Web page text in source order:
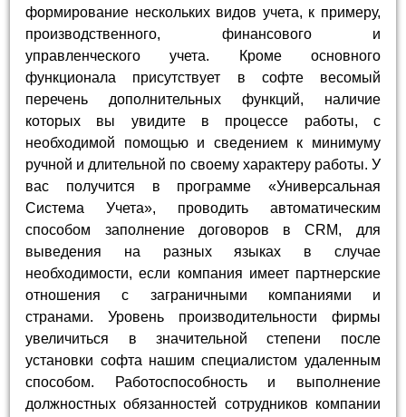
формирование нескольких видов учета, к примеру,
производственного, финансового и
управленческого учета. Кроме основного
функционала присутствует в софте весомый
перечень дополнительных функций, наличие
которых вы увидите в процессе работы, с
необходимой помощью и сведением к минимуму
ручной и длительной по своему характеру работы. У
вас получится в программе «Универсальная
Система Учета», проводить автоматическим
способом заполнение договоров в CRM, для
выведения на разных языках в случае
необходимости, если компания имеет партнерские
отношения с заграничными компаниями и
странами. Уровень производительности фирмы
увеличиться в значительной степени после
установки софта нашим специалистом удаленным
способом. Работоспособность и выполнение
должностных обязанностей сотрудников компании